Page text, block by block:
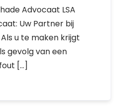
Advocaat LSA
Uw Partner bij
u te maken krijgt
gevolg van een
[…]